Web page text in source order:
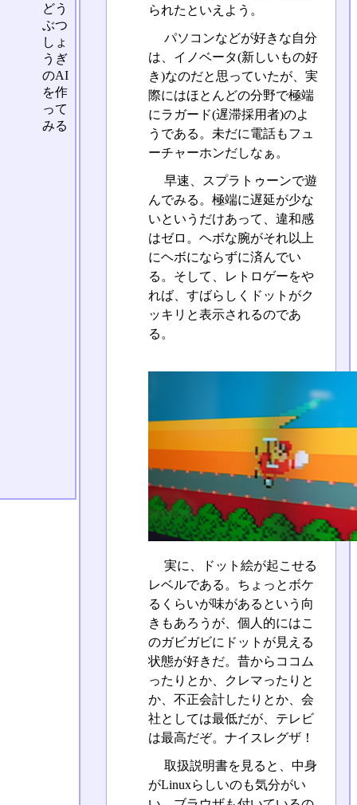
られたといえよう。
パソコンなどが好きな自分
は、イノベータ(新しいもの好
き)なのだと思っていたが、実
際にはほとんどの分野で極端
にラガード(遅滞採用者)のよ
うである。未だに電話もフュ
ーチャーホンだしなぁ。
早速、スプラトゥーンで遊
んでみる。極端に遅延が少な
いというだけあって、違和感
はゼロ。ヘボな腕がそれ以上
にヘボにならずに済んでい
る。そして、レトロゲーをや
れば、すばらしくドットがク
ッキリと表示されるのであ
る。
実に、ドット絵が起こせる
レベルである。ちょっとボケ
るくらいが味があるという向
きもあろうが、個人的にはこ
のガビガビにドットが見える
状態が好きだ。昔からココム
ったりとか、クレマったりと
か、不正会計したりとか、会
社としては最低だが、テレビ
は最高だぞ。ナイスレグザ！
取扱説明書を見ると、中身
がLinuxらしいのも気分がい
どう
ぶつ
しょ
うぎ
のAI
を作
って
みる